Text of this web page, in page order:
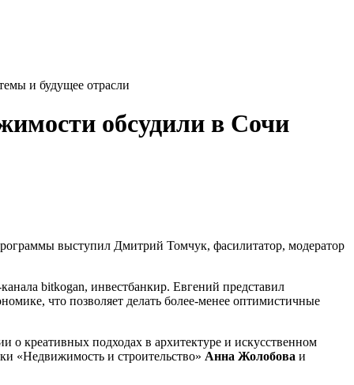
и будущее отрасли
обсудили в Сочи
выступил Дмитрий Томчук, фасилитатор, модератор
bitkogan, инвестбанкир. Евгений представил
что позволяет делать более-менее оптимистичные
о креативных подходах в архитектуре и искусственном
«Недвижимость и строительство» Анна Жолобова и